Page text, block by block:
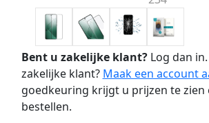
Bent u zakelijke klant?Log dan
zakelijke klant? Maak een account
goedkeuring krijgt u prijzen te zien
bestellen.